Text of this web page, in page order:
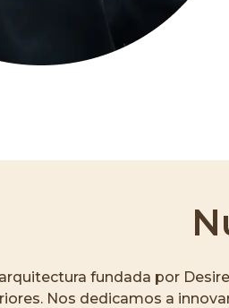
fundada por
Nos dedicamos a